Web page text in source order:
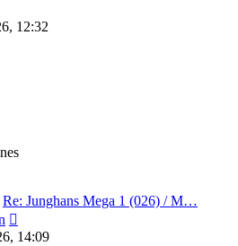
12:32
Re: Junghans Mega 1 (026) / M…
Beitrag
14:09